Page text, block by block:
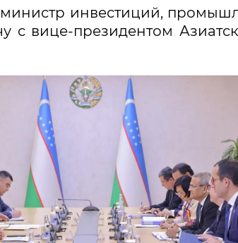
инвестиций,
с вице-президентом